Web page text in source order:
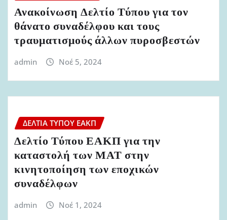
Ανακοίνωση Δελτίο Τύπου για τον
θάνατο συναδέλφου και τους
τραυματισμούς άλλων πυροσβεστών
admin Νοέ 5, 2024
ΔΕΛΤΊΑ ΤΎΠΟΥ ΕΑΚΠ
Δελτίο Τύπου ΕΑΚΠ για την
καταστολή των ΜΑΤ στην
κινητοποίηση των εποχικών
συναδέλφων
admin Νοέ 1, 2024